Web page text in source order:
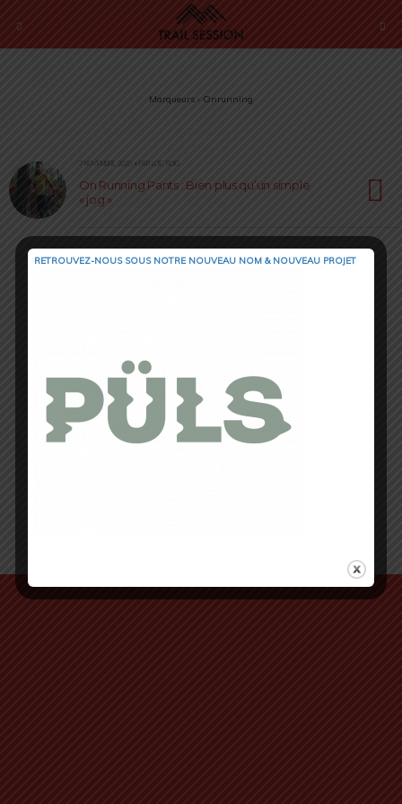
Marqueurs › Onrunning
7 NOVEMBRE 2020 • PAR LOÏC ROIG
On Running Pants : Bien plus qu’un simple
« jog »
RETROUVEZ-NOUS SOUS NOTRE NOUVEAU NOM & NOUVEAU PROJET